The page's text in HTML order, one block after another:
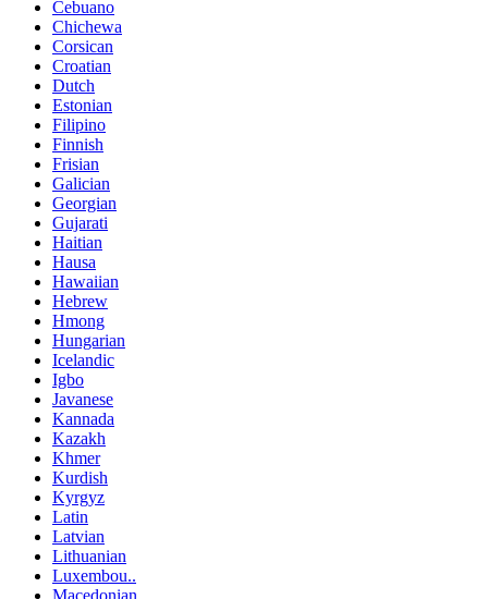
Cebuano
Chichewa
Corsican
Croatian
Dutch
Estonian
Filipino
Finnish
Frisian
Galician
Georgian
Gujarati
Haitian
Hausa
Hawaiian
Hebrew
Hmong
Hungarian
Icelandic
Igbo
Javanese
Kannada
Kazakh
Khmer
Kurdish
Kyrgyz
Latin
Latvian
Lithuanian
Luxembou..